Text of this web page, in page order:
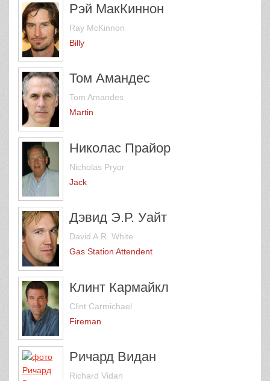
Рэй МакКиннон
Ray McKinnon
Billy
Том Амандес
Tom Amandes
Martin
Николас Прайор
Nicholas Pryor
Jack
Дэвид Э.Р. Уайт
David A.R. White
Gas Station Attendent
Клинт Кармайкл
Clint Carmichael
Fireman
Ричард Видан
Richard Vidan